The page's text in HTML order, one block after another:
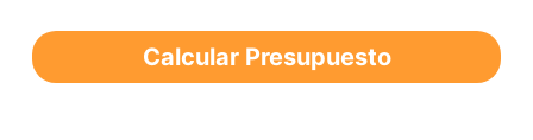
Calcular Presupuesto